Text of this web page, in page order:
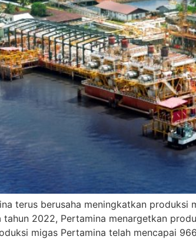
terus berusaha meningkatkan
2022, Pertamina menargetkan
migas Pertamina telah mencapai